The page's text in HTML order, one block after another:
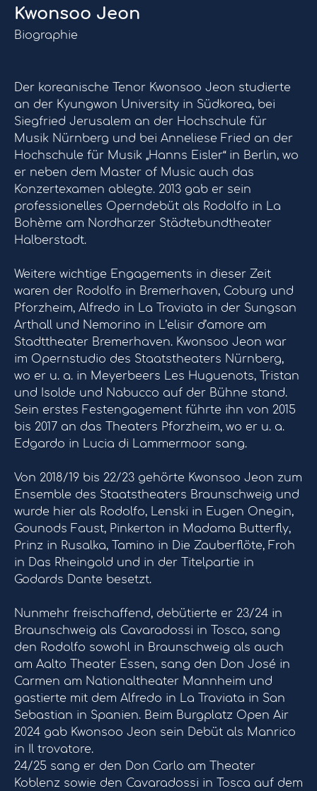
Kwonsoo Jeon
Biographie
Der koreanische Tenor Kwonsoo Jeon studierte
an der Kyungwon University in Südkorea, bei
Siegfried Jerusalem an der Hochschule für
Musik Nürnberg und bei Anneliese Fried an der
Hochschule für Musik „Hanns Eisler“ in Berlin, wo
er neben dem Master of Music auch das
Konzertexamen ablegte. 2013 gab er sein
professionelles Operndebüt als Rodolfo in La
Bohème am Nordharzer Städtebundtheater
Halberstadt.
Weitere wichtige Engagements in dieser Zeit
waren der Rodolfo in Bremerhaven, Coburg und
Pforzheim, Alfredo in La Traviata in der Sungsan
Arthall und Nemorino in L’elisir d’amore am
Stadttheater Bremerhaven. Kwonsoo Jeon war
im Opernstudio des Staatstheaters Nürnberg,
wo er u. a. in Meyerbeers Les Huguenots, Tristan
und Isolde und Nabucco auf der Bühne stand.
Sein erstes Festengagement führte ihn von 2015
bis 2017 an das Theaters Pforzheim, wo er u. a.
Edgardo in Lucia di Lammermoor sang.
Von 2018/19 bis 22/23 gehörte Kwonsoo Jeon zum
Ensemble des Staatstheaters Braunschweig und
wurde hier als Rodolfo, Lenski in Eugen Onegin,
Gounods Faust, Pinkerton in Madama Butterfly,
Prinz in Rusalka, Tamino in Die Zauberflöte, Froh
in Das Rheingold und in der Titelpartie in
Godards Dante besetzt.
Nunmehr freischaffend, debütierte er 23/24 in
Braunschweig als Cavaradossi in Tosca, sang
den Rodolfo sowohl in Braunschweig als auch
am Aalto Theater Essen, sang den Don José in
Carmen am Nationaltheater Mannheim und
gastierte mit dem Alfredo in La Traviata in San
Sebastian in Spanien. Beim Burgplatz Open Air
2024 gab Kwonsoo Jeon sein Debüt als Manrico
in Il trovatore.
24/25 sang er den Don Carlo am Theater
Koblenz sowie den Cavaradossi in Tosca auf dem